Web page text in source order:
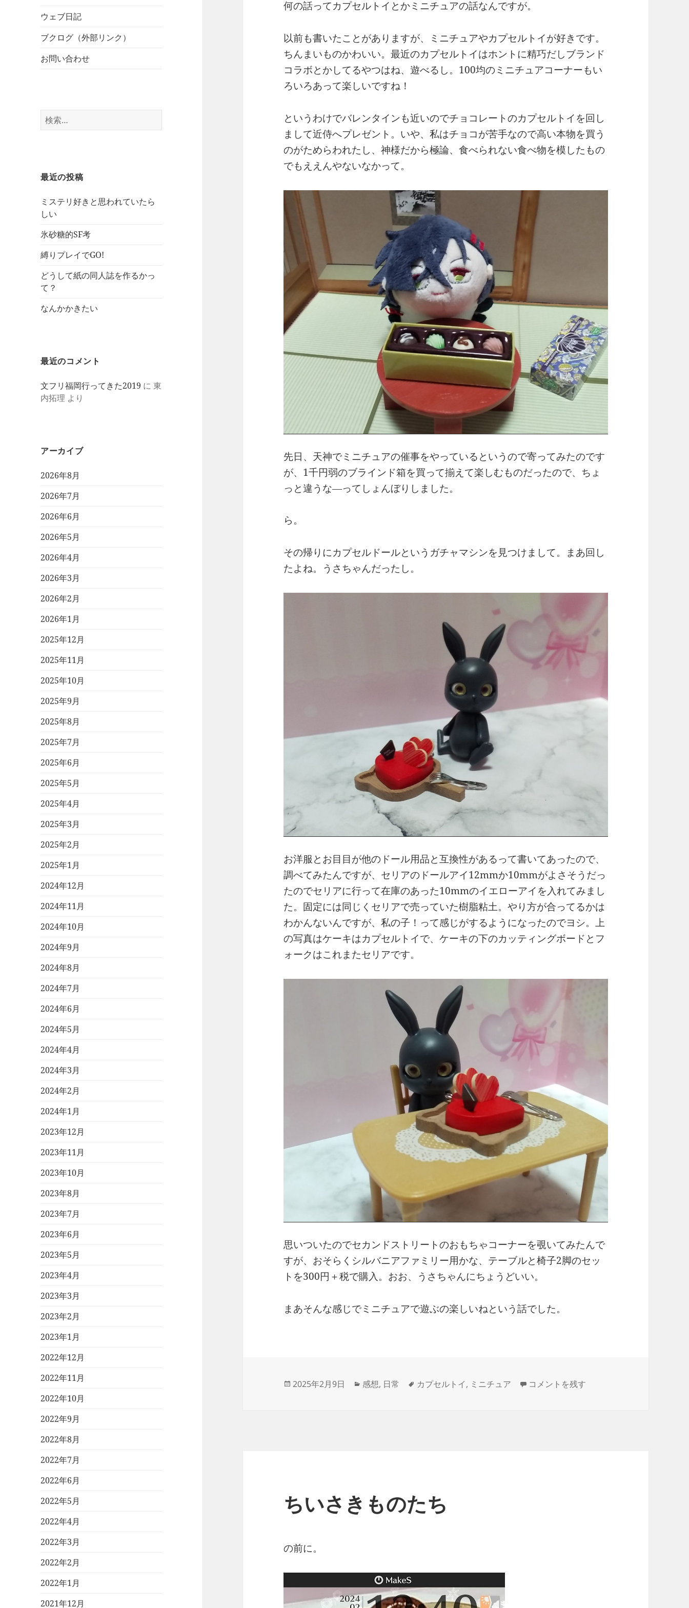
ウェブ日記
ブクログ（外部リンク）
お問い合わせ
検
索:
最近の投稿
ミステリ好きと思われていたら
しい
氷砂糖的SF考
縛りプレイでGO!
どうして紙の同人誌を作るかっ
て？
なんかかきたい
最近のコメント
文フリ福岡行ってきた2019 に東
内拓理 より
アーカイブ
2026年8月
2026年7月
2026年6月
2026年5月
2026年4月
2026年3月
2026年2月
2026年1月
2025年12月
2025年11月
2025年10月
2025年9月
2025年8月
2025年7月
2025年6月
2025年5月
2025年4月
2025年3月
2025年2月
2025年1月
2024年12月
2024年11月
2024年10月
2024年9月
2024年8月
2024年7月
2024年6月
2024年5月
2024年4月
2024年3月
2024年2月
2024年1月
2023年12月
2023年11月
2023年10月
2023年8月
2023年7月
2023年6月
2023年5月
2023年4月
2023年3月
2023年2月
2023年1月
2022年12月
2022年11月
2022年10月
2022年9月
2022年8月
2022年7月
2022年6月
2022年5月
2022年4月
2022年3月
2022年2月
2022年1月
2021年12月
何の話ってカプセルトイとかミニチュアの話なんですが。
以前も書いたことがありますが、ミニチュアやカプセルトイが好きです。
ちんまいものかわいい。最近のカプセルトイはホントに精巧だしブランド
コラボとかしてるやつはね、遊べるし。100均のミニチュアコーナーもい
ろいろあって楽しいですね！
というわけでバレンタインも近いのでチョコレートのカプセルトイを回し
まして近侍へプレゼント。いや、私はチョコが苦手なので高い本物を買う
のがためらわれたし、神様だから極論、食べられない食べ物を模したもの
でもええんやないなかって。
先日、天神でミニチュアの催事をやっているというので寄ってみたのです
が、1千円弱のブラインド箱を買って揃えて楽しむものだったので、ちょ
っと違うな―ってしょんぼりしました。
ら。
その帰りにカプセルドールというガチャマシンを見つけまして。まあ回し
たよね。うさちゃんだったし。
お洋服とお目目が他のドール用品と互換性があるって書いてあったので、
調べてみたんですが、セリアのドールアイ12mmか10mmがよさそうだっ
たのでセリアに行って在庫のあった10mmのイエローアイを入れてみまし
た。固定には同じくセリアで売っていた樹脂粘土。やり方が合ってるかは
わかんないんですが、私の子！って感じがするようになったのでヨシ。上
の写真はケーキはカプセルトイで、ケーキの下のカッティングボードとフ
ォークはこれまたセリアです。
思いついたのでセカンドストリートのおもちゃコーナーを覗いてみたんで
すが、おそらくシルバニアファミリー用かな、テーブルと椅子2脚のセッ
トを300円＋税で購入。おお、うさちゃんにちょうどいい。
まあそんな感じでミニチュアで遊ぶの楽しいねという話でした。
投
2025年2月9日
カ
感想, 日常
タ
カプセルトイ, ミニチュア おもちゃで遊ぼう！ に
コメントを残す
ちいさきものたち
の前に。